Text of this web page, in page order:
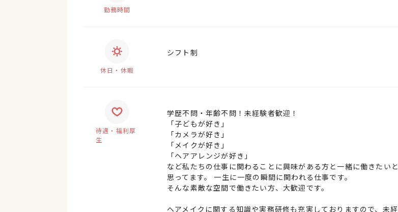
勤務時間
休日・休暇
シフト制
待遇・福利厚
生
学歴不問・年齢不問！未経験者歓迎！
「子どもが好き」
「カメラが好き」
「メイクが好き」
「ヘアアレンジが好き」
など私たちの仕事に関わることに興味がある方と一緒に働きたいと
思ってます。 一生に一度の瞬間に関われる仕事です。
そんな素敵な空間で働きたい方、大歓迎です。
ヘアメイクに関する知識や実務研修も充実しておりますので、未経